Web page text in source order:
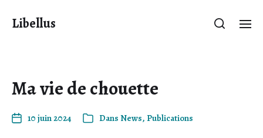
Libellus
Ma vie de chouette
10 juin 2024 Dans News, Publications